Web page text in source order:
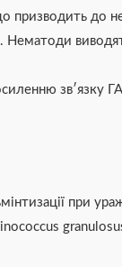
призводить до
при